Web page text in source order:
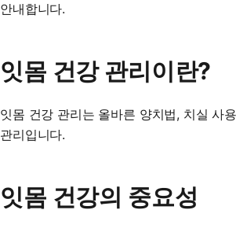
안내합니다.
잇몸 건강 관리이란?
잇몸 건강 관리는 올바른 양치법, 치실 사
관리입니다.
잇몸 건강의 중요성